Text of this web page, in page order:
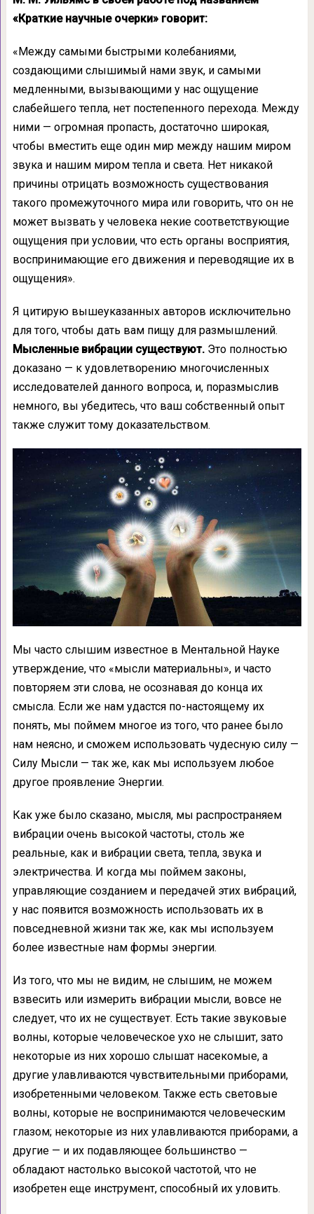
«Краткие научные очерки» говорит:
«Между самыми быстрыми колеба­ниями,
создающими слышимый нами звук, и самыми
медленными, вызывающими у нас ощущение
слабейшего тепла, нет по­степенного перехода. Между
ними — огромная пропасть, достаточно широ­кая,
чтобы вместить еще один мир между нашим миром
звука и нашим миром тепла и света. Нет никакой
причины отрицать возможность существования
такого про­межуточного мира или говорить, что он не
может вызвать у человека некие со­ответствующие
ощущения при условии, что есть органы восприятия,
восприни­мающие его движения и переводящие их в
ощущения».
Я цитирую вышеуказанных авторов ис­ключительно
для того, чтобы дать вам пищу для размышлений.
Мысленные вибрации существуют.Это полностью
доказано — к удовлетворению многочисленных
иссле­дователей данного вопроса, и, поразмыслив
немного, вы убедитесь, что ваш собственный опыт
также служит тому доказательством.
Мы часто слышим известное в Менталь­ной Науке
утверждение, что «мысли мате­риальны», и часто
повторяем эти слова, не осознавая до конца их
смысла. Если же нам удастся по-настоящему их
понять, мы поймем многое из того, что ранее было
нам неясно, и сможем использовать чудесную силу —
Силу Мысли — так же, как мы используем любое
другое проявление Энергии.
Как уже было сказано, мысля, мы распро­страняем
вибрации очень высокой частоты, столь же
реальные, как и вибрации света, тепла, звука и
электричества. И когда мы поймем законы,
управляющие созданием и передачей этих вибраций,
у нас появится воз­можность использовать их в
повседневной жизни так же, как мы используем
более из­вестные нам формы энергии.
Из того, что мы не видим, не слышим, не можем
взвесить или измерить вибрации мысли, вовсе не
следует, что их не существует. Есть такие звуковые
волны, которые человеческое ухо не слы­шит, зато
некоторые из них хорошо слышат насекомые, а
другие улавливаются чувстви­тельными приборами,
изобретенными чело­веком. Также есть световые
волны, которые не воспринимаются человеческим
глазом; некоторые из них улавливаются приборами, а
другие — и их подавляющее большинство —
обладают настолько высокой частотой, что не
изобретен еще инструмент, способный их уловить.